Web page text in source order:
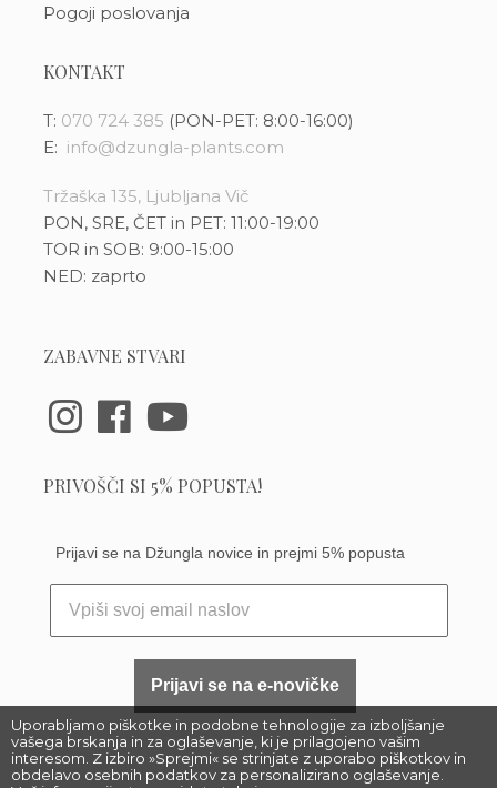
Uporabljamo piškotke in podobne tehnologije za izboljšanje
vašega brskanja in za oglaševanje, ki je prilagojeno vašim
interesom. Z izbiro »Sprejmi« se strinjate z uporabo piškotkov in
obdelavo osebnih podatkov za personalizirano oglaševanje.
Pogoji poslovanja
KONTAKT
T: 070 724 385 (PON-PET: 8:00-16:00)
E: info@dzungla-plants.com
Tržaška 135, Ljubljana Vič
PON, SRE, ČET in PET: 11:00-19:00
TOR in SOB: 9:00-15:00
NED: zaprto
ZABAVNE STVARI
PRIVOŠČI SI 5% POPUSTA!
Prijavi se na Džungla novice in prejmi 5% popusta
Prijavi se na e-novičke